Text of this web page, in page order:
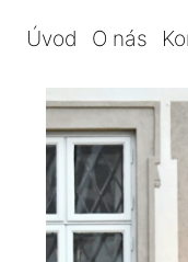
Úvod O nás